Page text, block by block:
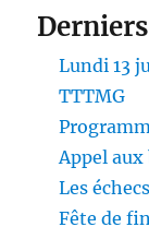
Lundi 13
TTTMG
Appel aux
Les
Fête de